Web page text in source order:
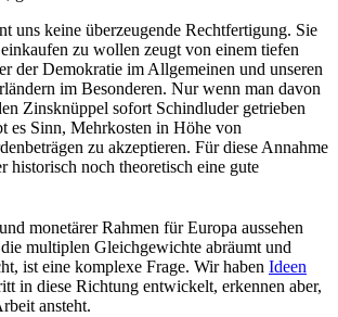
uns keine überzeugende Rechtfertigung. Sie
zu wollen zeugt von einem tiefen
der Demokratie im Allgemeinen und unseren
im Besonderen. Nur wenn man davon
Zinsknüppel sofort Schindluder getrieben
es Sinn, Mehrkosten in Höhe von
zu akzeptieren. Für diese Annahme
historisch noch theoretisch eine gute
monetärer Rahmen für Europa aussehen
multiplen Gleichgewichte abräumt und
ist eine komplexe Frage. Wir haben Ideen
in diese Richtung entwickelt, erkennen aber,
ansteht.